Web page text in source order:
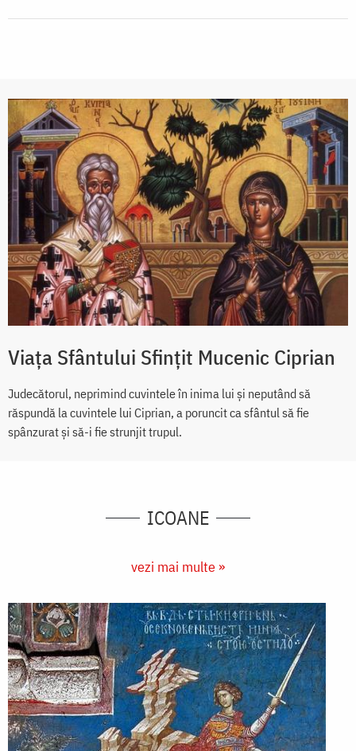
Viața Sfântului Sfințit Mucenic Ciprian
Judecătorul, neprimind cuvintele în inima lui și neputând să
răspundă la cuvintele lui Ciprian, a poruncit ca sfântul să fie
spânzurat și să-i fie strunjit trupul.
ICOANE
vezi mai multe »